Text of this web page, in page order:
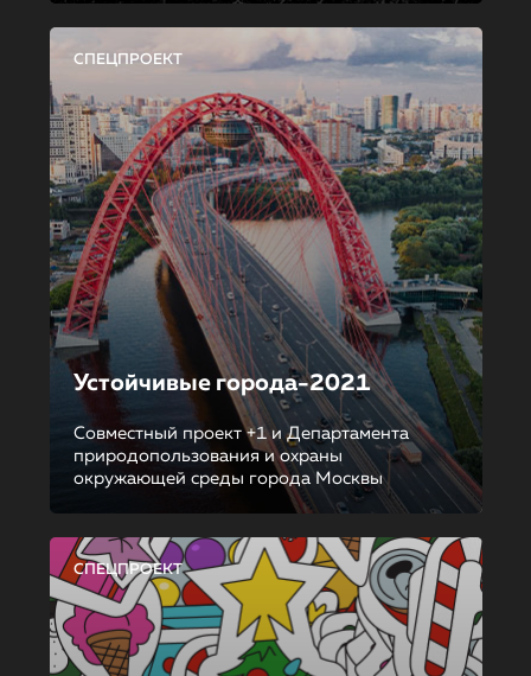
СПЕЦПРОЕКТ
Устойчивые города-2021
Совместный проект +1 и Департамента
природопользования и охраны
окружающей среды города Москвы
СПЕЦПРОЕКТ